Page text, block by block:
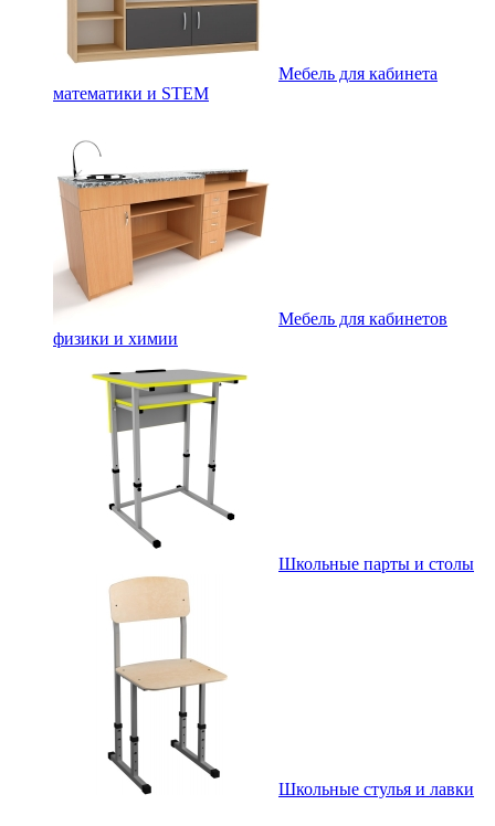
Мебель для кабинета
математики и STEM
Мебель для кабинетов
физики и химии
Школьные парты и столы
Школьные стулья и лавки